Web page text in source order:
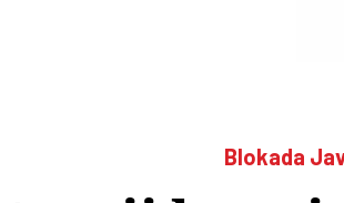
Blokada